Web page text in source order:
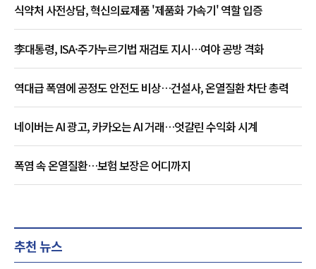
식약처 사전상담, 혁신의료제품 '제품화 가속기' 역할 입증
李대통령, ISA·주가누르기법 재검토 지시…여야 공방 격화
역대급 폭염에 공정도 안전도 비상…건설사, 온열질환 차단 총력
네이버는 AI 광고, 카카오는 AI 거래…엇갈린 수익화 시계
폭염 속 온열질환…보험 보장은 어디까지
추천 뉴스